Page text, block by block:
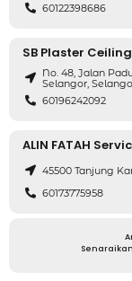
60122398686
SB Plaster
No. 48, Jalan
Selangor,
60196242092
ALIN FATAH
45500 Tanjung
60173775958